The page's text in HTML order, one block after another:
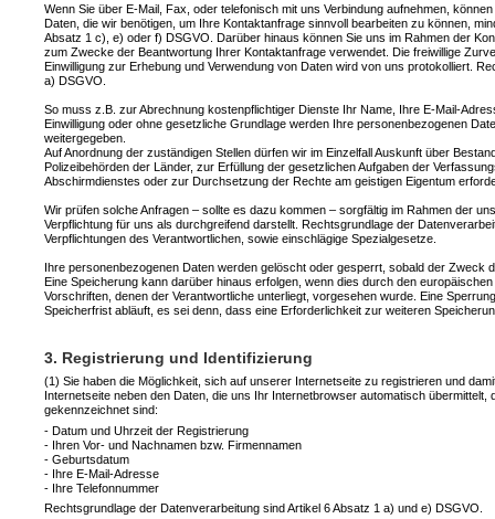
Wenn Sie über E-Mail, Fax, oder telefonisch mit uns Verbindung aufnehmen,
Daten, die wir benötigen, um Ihre Kontaktanfrage sinnvoll bearbeiten zu können,
Absatz 1 c), e) oder f) DSGVO. Darüber hinaus können Sie uns im Rahmen der
zum Zwecke der Beantwortung Ihrer Kontaktanfrage verwendet. Die freiwillige
Einwilligung zur Erhebung und Verwendung von Daten wird von uns protokolliert.
a) DSGVO.
So muss z.B. zur Abrechnung kostenpflichtiger Dienste Ihr Name, Ihre E-Mail-
Einwilligung oder ohne gesetzliche Grundlage werden Ihre personenbezogenen
weitergegeben.
Auf Anordnung der zuständigen Stellen dürfen wir im Einzelfall Auskunft über
Polizeibehörden der Länder, zur Erfüllung der gesetzlichen Aufgaben der
Abschirmdienstes oder zur Durchsetzung der Rechte am geistigen Eigentum
Wir prüfen solche Anfragen – sollte es dazu kommen – sorgfältig im Rahmen der
Verpflichtung für uns als durchgreifend darstellt. Rechtsgrundlage der
Verpflichtungen des Verantwortlichen, sowie einschlägige Spezialgesetze.
Ihre personenbezogenen Daten werden gelöscht oder gesperrt, sobald der Zweck
Eine Speicherung kann darüber hinaus erfolgen, wenn dies durch den
Vorschriften, denen der Verantwortliche unterliegt, vorgesehen wurde. Eine
Speicherfrist abläuft, es sei denn, dass eine Erforderlichkeit zur weiteren
3. Registrierung und Identifizierung
(1) Sie haben die Möglichkeit, sich auf unserer Internetseite zu registrieren und
Internetseite neben den Daten, die uns Ihr Internetbrowser automatisch
gekennzeichnet sind:
- Datum und Uhrzeit der Registrierung
- Ihren Vor- und Nachnamen bzw. Firmennamen
- Geburtsdatum
- Ihre E-Mail-Adresse
- Ihre Telefonnummer
Rechtsgrundlage der Datenverarbeitung sind Artikel 6 Absatz 1 a) und e) DSGVO.